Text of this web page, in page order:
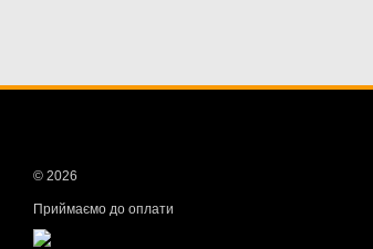
© 2026
Приймаємо до оплати